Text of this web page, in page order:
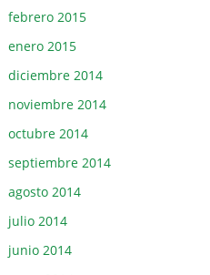
febrero 2015
enero 2015
diciembre 2014
noviembre 2014
octubre 2014
septiembre 2014
agosto 2014
julio 2014
junio 2014